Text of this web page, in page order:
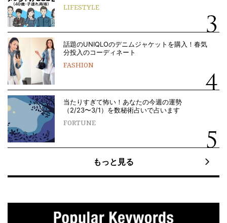
LIFESTYLE
話題のUNIQLOのデニムジャケットを購入！春気
分投入のコーディネート
FASHION
当たりすぎて怖い！あなたの今週の運勢
（2/23〜3/1）を数秘術占いで占います
FORTUNE
もっと見る